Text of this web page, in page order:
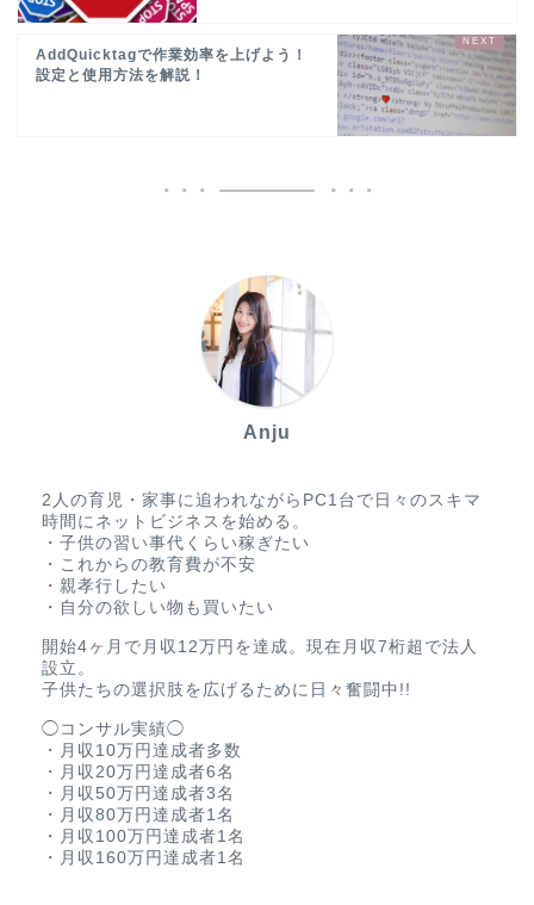
AddQuicktagで作業効率を上げよう！
設定と使用方法を解説！
Anju
2人の育児・家事に追われながらPC1台で日々のスキマ
時間にネットビジネスを始める。
・子供の習い事代くらい稼ぎたい
・これからの教育費が不安
・親孝行したい
・自分の欲しい物も買いたい
開始4ヶ月で月収12万円を達成。現在月収7桁超で法人
設立。
子供たちの選択肢を広げるために日々奮闘中!!
◯コンサル実績◯
・月収10万円達成者多数
・月収20万円達成者6名
・月収50万円達成者3名
・月収80万円達成者1名
・月収100万円達成者1名
・月収160万円達成者1名